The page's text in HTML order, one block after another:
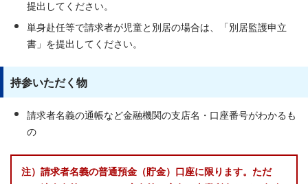
提出してください。
単身赴任等で請求者が児童と別居の場合は、「別居監護申立
書」を提出してください。
持参いただく物
請求者名義の通帳など金融機関の支店名・口座番号がわかるも
の
注）請求者名義の普通預金（貯金）口座に限ります。ただ